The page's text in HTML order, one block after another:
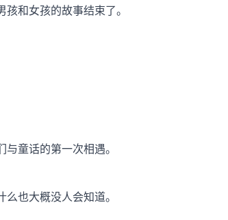
和女孩的故事结束了。
童话的第一次相遇。
也大概没人会知道。